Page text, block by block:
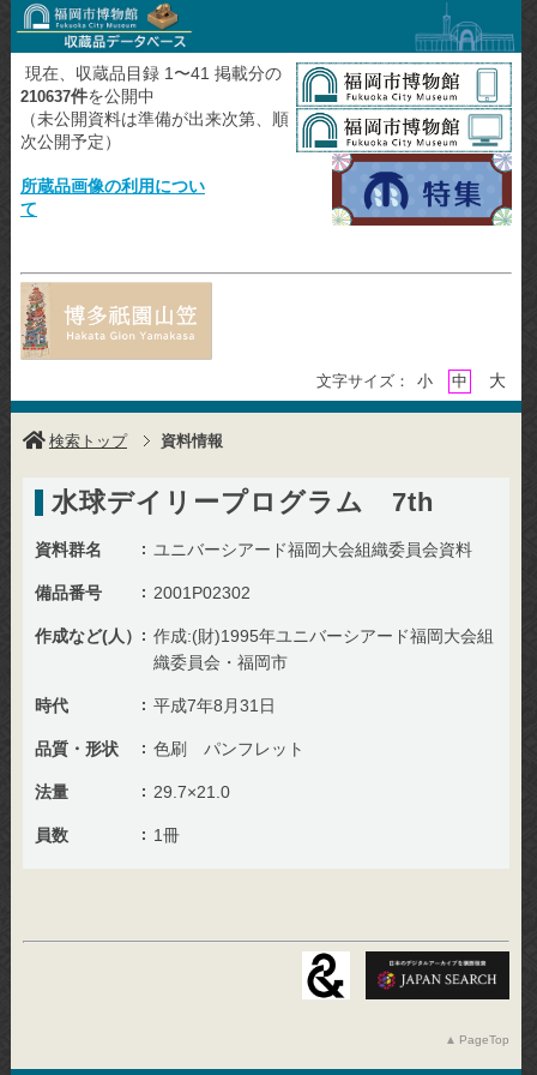
現在、収蔵品目録 1〜41 掲載分の
210637件を公開中
（未公開資料は準備が出来次第、順
次公開予定）
所蔵品画像の利用につい
て
文字サイズ： 小 中 大
検索トップ 資料情報
水球デイリープログラム 7th
資料群名 ユニバーシアード福岡大会組織委員会資料
備品番号 2001P02302
作成など(人）
作成:(財)1995年ユニバーシアード福岡大会組
織委員会・福岡市
時代 平成7年8月31日
品質・形状 色刷 パンフレット
法量 29.7×21.0
員数 1冊
PageTop